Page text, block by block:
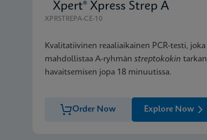
Xpert® Xpress Strep A
XPRSTREPA-CE-10
Kvalitatiivinen reaaliaikainen PCR-testi, joka
mahdollistaa A-ryhmän streptokokin tarkan
havaitsemisen jopa 18 minuutissa.
Order Now Explore Now